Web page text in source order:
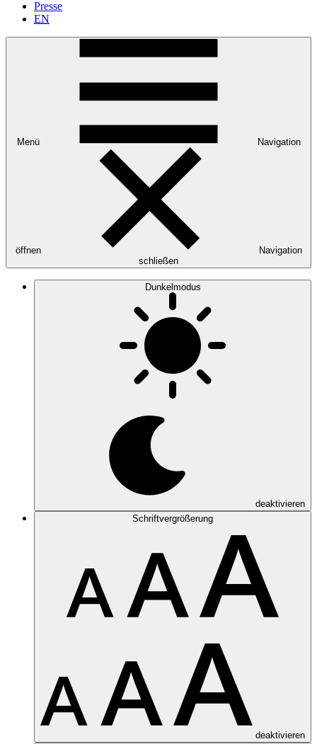
Presse
EN
Menü Navigation
öffnen
Navigation
schließen
Dunkelmodus
deaktivieren
Schriftvergrößerung
deaktivieren